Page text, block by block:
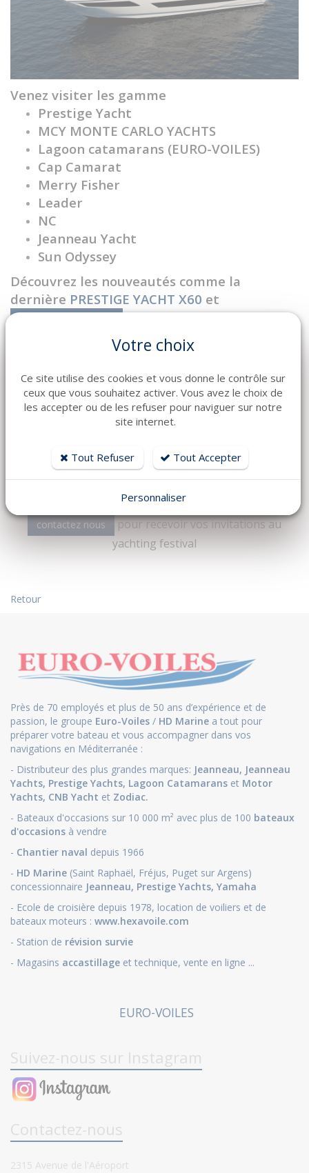
Venez visiter les gamme
Prestige Yacht
MCY MONTE CARLO YACHTS
Lagoon catamarans (EURO-VOILES)
Cap Camarat
Merry Fisher
Leader
NC
Jeanneau Yacht
Sun Odyssey
Découvrez les nouveautés comme la
dernière PRESTIGE YACHT X60 et
pour la découvrir en
présent ici
Vous êtes passionné et impatient de découvrir
Yachts?
Prenez rendez-vous pour votre visite
contactez nous
pour recevoir vos invitations au
yachting festival
Retour
Près de 70 employés et plus de 50 ans d’expérience et de
passion, le groupe Euro-Voiles / HD Marine a tout pour
préparer votre bateau et vous accompagner dans vos
navigations en Méditerranée :
- Distributeur des plus grandes marques: Jeanneau, Jeanneau
Yachts, Prestige Yachts, Lagoon Catamarans et Motor
Yachts, CNB Yacht et Zodiac.
- Bateaux d'occasions sur 10 000 m² avec plus de 100 bateaux
d'occasions à vendre
- Chantier naval depuis 1966
- HD Marine (Saint Raphaël, Fréjus, Puget sur Argens)
concessionnaire Jeanneau, Prestige Yachts, Yamaha
- Ecole de croisière depuis 1978, location de voiliers et de
bateaux moteurs : www.hexavoile.com
- Station de révision survie
- Magasins accastillage et technique, vente en ligne ...
EURO-VOILES
Suivez-nous sur Instagram
Contactez-nous
2315 Avenue de l'Aéroport
Votre choix
Ce site utilise des cookies et vous donne le contrôle sur
ceux que vous souhaitez activer. Vous avez le choix de
les accepter ou de les refuser pour naviguer sur notre
site internet.
Tout Refuser Tout Accepter
Personnaliser